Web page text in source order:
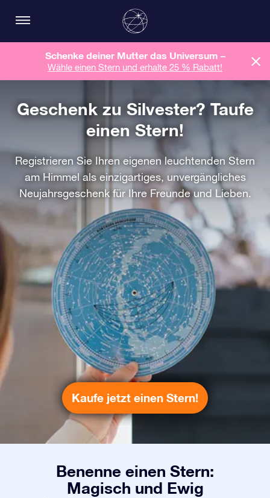
Schenke deiner Mutter das Universum –
Wähle einen Stern und erhalte 25 % Rabatt!
Geschenk zu Silvester? Taufe
einen Stern!
Registrieren Sie Ihren eigenen leuchtenden Stern
am Himmel als einzigartiges, unvergängliches
Neujahrsgeschenk für Ihre Freunde und Lieben.
Kaufe jetzt einen Stern!
Benenne einen Stern:
Magisch und Ewig